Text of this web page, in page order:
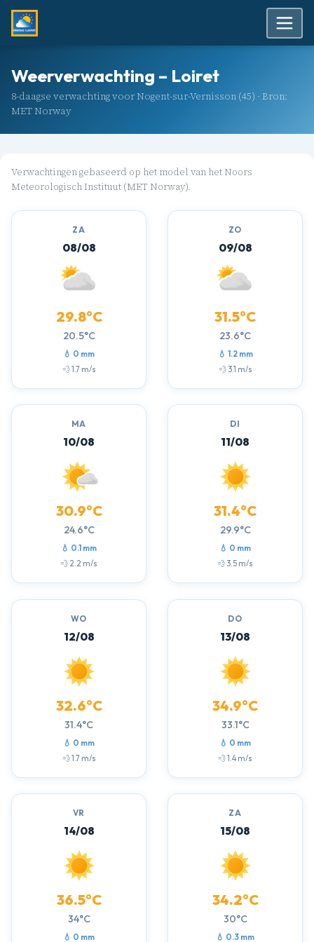
Weerverwachting – Loiret
8-daagse verwachting voor Nogent-sur-Vernisson (45) · Bron:
MET Norway
Verwachtingen gebaseerd op het model van het Noors
Meteorologisch Instituut (MET Norway).
ZA
08/08
29.8°C
20.5°C
💧 0 mm
💨 1.7 m/s
ZO
09/08
31.5°C
23.6°C
💧 1.2 mm
💨 3.1 m/s
MA
10/08
30.9°C
24.6°C
💧 0.1 mm
💨 2.2 m/s
DI
11/08
31.4°C
29.9°C
💧 0 mm
💨 3.5 m/s
WO
12/08
32.6°C
31.4°C
💧 0 mm
💨 1.7 m/s
DO
13/08
34.9°C
33.1°C
💧 0 mm
💨 1.4 m/s
VR
14/08
36.5°C
34°C
💧 0 mm
ZA
15/08
34.2°C
30°C
💧 0.3 mm